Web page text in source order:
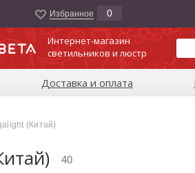
Избранноe 0
Интернет-магазин
светильников и люстр
Доставка и оплата
(Китай)
40